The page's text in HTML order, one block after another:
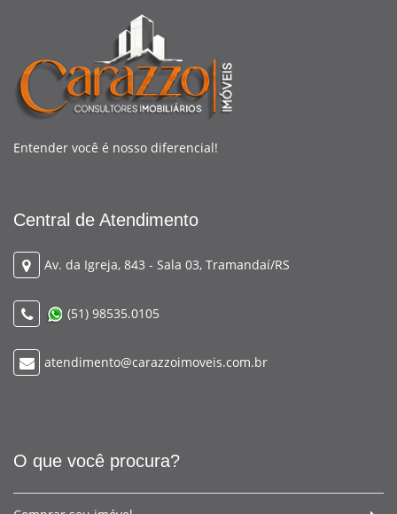
Entender você é nosso diferencial!
Central de Atendimento
Av. da Igreja, 843 - Sala 03, Tramandaí/RS
(51) 98535.0105
atendimento@carazzoimoveis.com.br
O que você procura?